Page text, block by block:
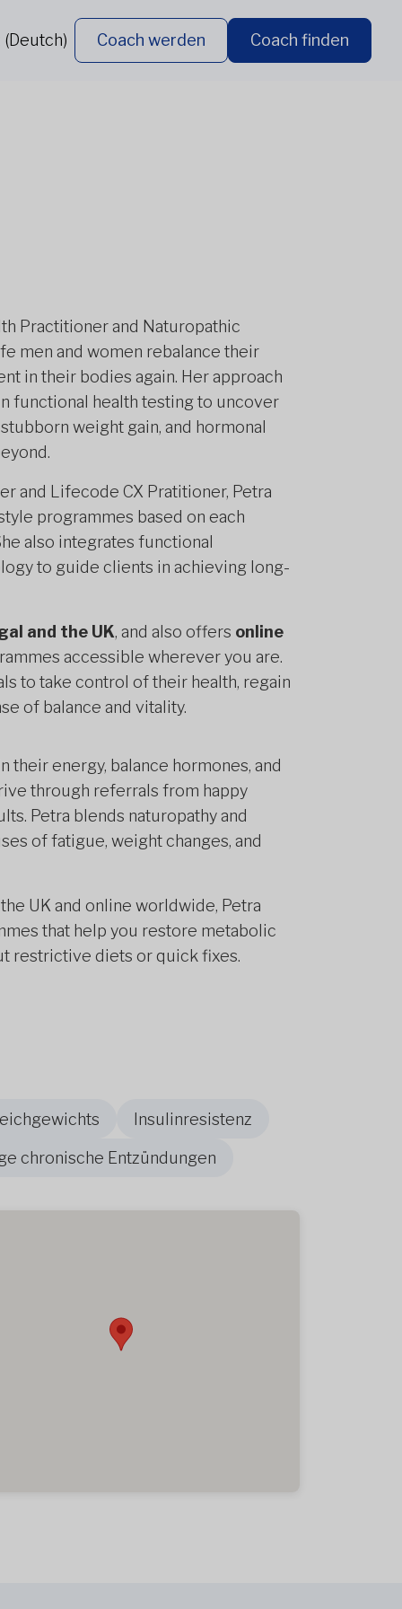
Coach werden Coach finden
Practitioner and Naturopathic
men and women rebalance their
in their bodies again. Her approach
functional health testing to uncover
weight gain, and hormonal
and Lifecode CX Pratitioner, Petra
programmes based on each
also integrates functional
to guide clients in achieving long-
and the UK, and also offers online
accessible wherever you are.
to take control of their health, regain
of balance and vitality.
their energy, balance hormones, and
through referrals from happy
Petra blends naturopathy and
of fatigue, weight changes, and
UK and online worldwide, Petra
that help you restore metabolic
restrictive diets or quick fixes.
Insulinresistenz
chronische Entzündungen